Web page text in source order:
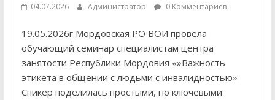
04.07.2026 Администратор 0 Комментариев
19.05.2026г Мордовская РО ВОИ провела
обучающий семинар специалистам центра
занятости Республики Мордовия «»Важность
этикета в общении с людьми с инвалидностью»
Спикер поделилась простыми, но ключевыми